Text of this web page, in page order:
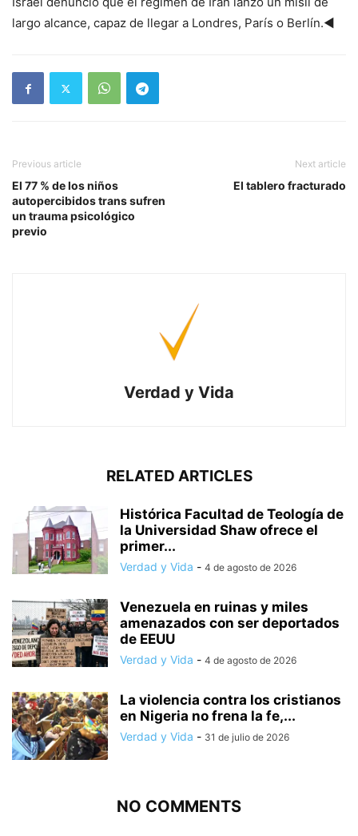
largo alcance, capaz de llegar a Londres, París o Berlín.◄
Previous article
El 77 % de los niños
autopercibidos trans sufren
un trauma psicológico
previo
Next article
El tablero fracturado
Verdad y Vida
RELATED ARTICLES
Histórica Facultad de Teología de
la Universidad Shaw ofrece el
primer...
Verdad y Vida - 4 de agosto de 2026
Venezuela en ruinas y miles
amenazados con ser deportados
de EEUU
Verdad y Vida - 4 de agosto de 2026
La violencia contra los cristianos
en Nigeria no frena la fe,...
Verdad y Vida - 31 de julio de 2026
NO COMMENTS